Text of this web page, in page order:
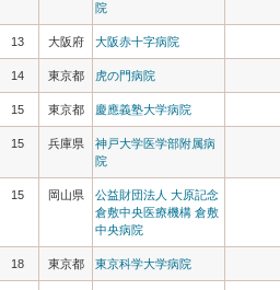
院
13 大阪府 大阪赤十字病院
14 東京都 虎の門病院
15 東京都 慶應義塾大学病院
15 兵庫県
神戸大学医学部附属病
院
15 岡山県
公益財団法人 大原記念
倉敷中央医療機構 倉敷
中央病院
18 東京都 東京科学大学病院